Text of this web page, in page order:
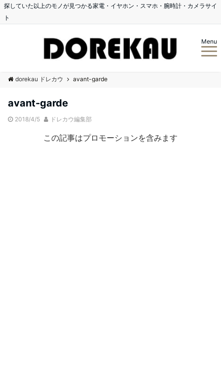
探していた以上のモノが見つかる家電・イヤホン・スマホ・腕時計・カメラサイ
ト
Menu
dorekau ドレカウ avant-garde
avant-garde
2018/4/5 ドレカウ編集部
この記事はプロモーションを含みます